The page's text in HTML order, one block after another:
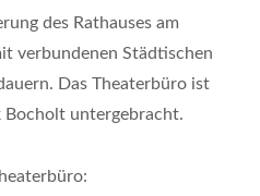
des Rathauses am
verbundenen Städtischen
Das Theaterbüro ist
untergebracht.